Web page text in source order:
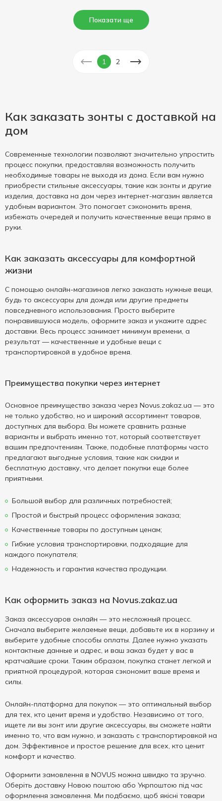
Показати ще
1 2
Как заказать зонты с доставкой на
дом
Современные технологии позволяют значительно упростить
процесс покупки, предоставляя возможность получить
необходимые товары не выходя из дома. Если вам нужно
приобрести стильные аксессуары, такие как зонты и другие
изделия, доставка на дом через интернет-магазин является
удобным вариантом. Это помогает сэкономить время,
избежать очередей и получить качественные вещи прямо в
руки.
Как заказать аксессуары для комфортной
жизни
С помощью онлайн-магазинов легко заказать нужные вещи,
будь то аксессуары для дождя или другие предметы
повседневного использования. Просто выберите
понравившуюся модель, оформите заказ и укажите адрес
доставки. Весь процесс занимает минимум времени, а
результат — качественные и удобные вещи с
транспортировкой в удобное время.
Преимущества покупки через интернет
Основное преимущество заказа через Novus.zakaz.ua — это
не только удобство, но и широкий ассортимент товаров,
доступных для выбора. Вы можете сравнить разные
варианты и выбрать именно тот, который соответствует
вашим предпочтениям. Также, подобные платформы часто
предлагают выгодные условия, такие как скидки и
бесплатную доставку, что делает покупки еще более
приятными.
Большой выбор для различных потребностей;
Простой и быстрый процесс оформления заказа;
Качественные товары по доступным ценам;
Гибкие условия транспортировки, подходящие для
каждого покупателя;
Надежность и гарантия качества продукции.
Как оформить заказ на Novus.zakaz.ua
Заказ аксессуаров онлайн — это несложный процесс.
Сначала выберите желаемые вещи, добавьте их в корзину и
выберите удобные способы оплаты. Далее нужно указать
контактные данные и адрес, и ваш заказ будет у вас в
кратчайшие сроки. Таким образом, покупка станет легкой и
приятной процедурой, которая сэкономит ваше время и
силы.
Онлайн-платформа для покупок — это оптимальный выбор
для тех, кто ценит время и удобство. Независимо от того,
ищете ли вы зонт или другие аксессуары, вы сможете найти
именно то, что вам нужно, и заказать с транспортировкой на
дом. Эффективное и простое решение для всех, кто ценит
комфорт и качество.
Оформити замовлення в NOVUS можна швидко та зручно.
Оберіть доставку Новою поштою або Укрпоштою під час
оформлення замовлення. Ми подбаємо, щоб якісні товари